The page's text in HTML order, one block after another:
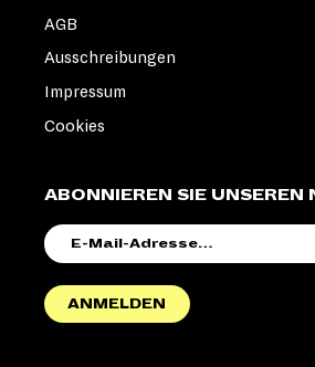
ABONNIEREN SIE UNSEREN
MAIL-
ANMELDEN
AGB
Ausschreibungen
Impressum
Cookies